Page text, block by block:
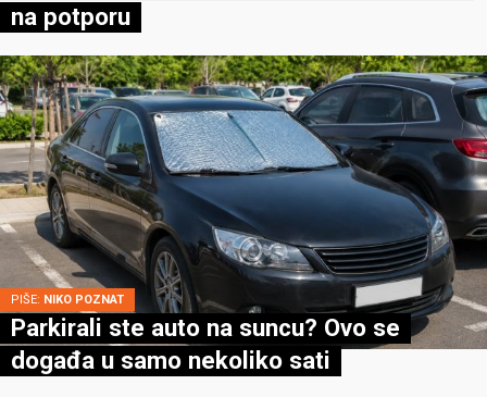
na potporu
PIŠE: NIKO POZNAT
Parkirali ste auto na suncu? Ovo se
događa u samo nekoliko sati